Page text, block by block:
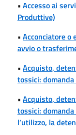
• Accesso ai
Produttive)
• Acconciatore o
avvio o
• Acquisto,
tossici:
• Acquisto,
tossici:
l’utilizzo, la